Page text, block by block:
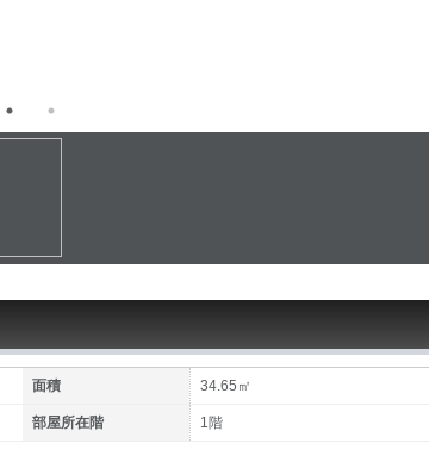
面積 34.65㎡
部屋所在階 1階